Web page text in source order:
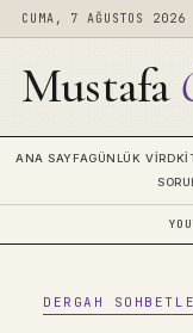
CUMA, 7 AĞUSTOS 2026
Mustafa
ANA SAYFAGÜNLÜK VIRD
DERGAH